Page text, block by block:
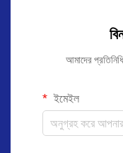
আমাদের
ইমেইল